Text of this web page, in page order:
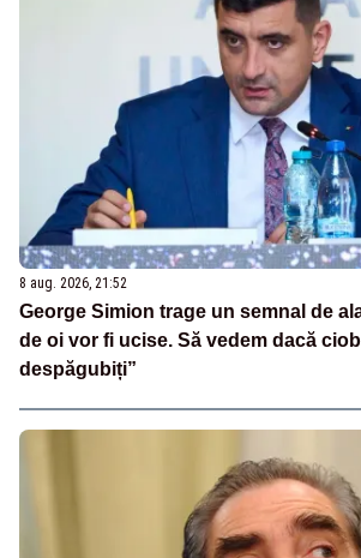
8 aug. 2026, 21:52
George Simion trage un semnal de
de oi vor fi ucise. Să vedem dacă
despăgubiți”